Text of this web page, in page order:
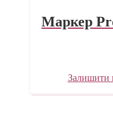
Маркер
Залишити